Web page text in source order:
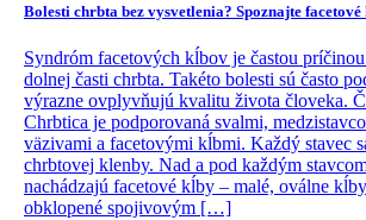
Bolesti chrbta bez vysvetlenia? Spoznajte
Syndróm facetových kĺbov je častou
dolnej časti chrbta. Takéto bolesti sú často
výrazne ovplyvňujú kvalitu života človeka.
Chrbtica je podporovaná svalmi,
väzivami a facetovými kĺbmi. Každý stavec
chrbtovej klenby. Nad a pod každým
nachádzajú facetové kĺby – malé, oválne
obklopené spojivovým […]